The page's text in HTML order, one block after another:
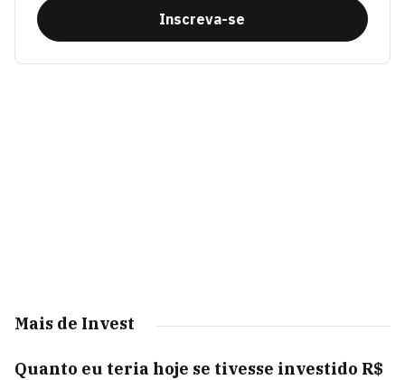
Inscreva-se
Mais de Invest
Quanto eu teria hoje se tivesse investido R$